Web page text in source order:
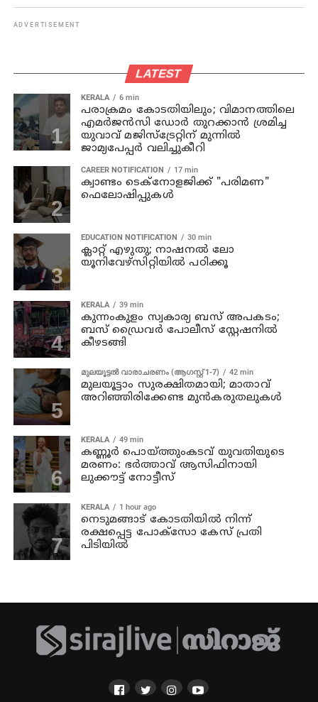
ADVERTISEMENT
LATEST
KERALA 6 min
പരാക്രമം കോടതിയിലും; വിമാനത്തിലെ
എമര്‍ജന്‍സി ഡോര്‍ തുറക്കാന്‍ ശ്രമിച്ച
യുവാവ് മജിസ്ട്രേറ്റിന് മുന്നില്‍
ജാമ്യപേപ്പര്‍ വലിച്ചുകീറി
CAREER NOTIFICATION 17 min
ക്വാണ്ടം ടെക്‌നോളജിക്ക് "പരിമണ"
ഫെലോഷിപ്പുകൾ
EDUCATION NOTIFICATION 30 min
ക്ലാറ്റ് എഴുതു; നാഷനൽ ലോ
യൂനിവേഴ്‌സിറ്റിയിൽ പഠിക്കൂ
KERALA 39 min
കുന്നംകുളം സ്വകാര്യ ബസ് അപകടം;
ബസ് ഡ്രൈവര്‍ പോലീസ് സ്റ്റേഷനില്‍
കീഴടങ്ങി
മുലയൂട്ടൽ വാരാചരണം (ആഗസ്റ്റ് 1-7) 42 min
മുലയൂട്ടാം സുരക്ഷിതമായി; മാതാവ്
അറിഞ്ഞിരിക്കേണ്ട മുൻകരുതലുകൾ
KERALA 49 min
കണ്ണൂര്‍ പൊയ്ത്തുംകടവ് യുവതിയുടെ
മരണം: ഭർത്താവ് ആസിഫിനായി
ലുക്കൗട്ട് നോട്ടീസ്
KERALA 1 hour ago
നെടുമങ്ങാട് കോടതിയില്‍ നിന്ന്
രക്ഷപ്പെട്ട പോക്‌സോ കേസ് പ്രതി
പിടിയില്‍